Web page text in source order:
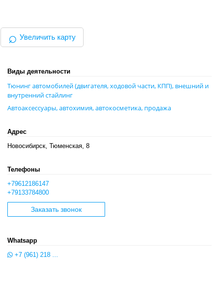
⌕ Увеличить карту
Виды деятельности
Тюнинг автомобилей (двигателя, ходовой части, КПП), внешний и
внутренний стайлинг
Автоаксессуары, автохимия, автокосметика, продажа
Адрес
Новосибирск, Тюменская, 8
Телефоны
+79612186147
+79133784800
Заказать звонок
Whatsapp
+7 (961) 218 ...